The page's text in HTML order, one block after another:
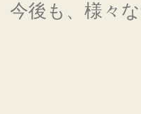
今後も、様々